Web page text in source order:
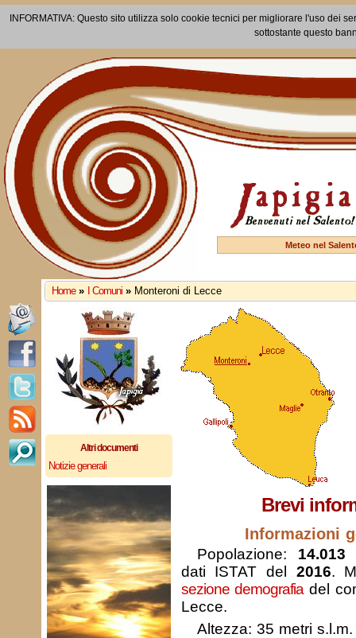
INFORMATIVA: Questo sito utilizza solo cookie tecnici per migliorare l'uso dei
sottostante questo
Meteo nel
Home » I Comuni » Monteroni di Lecce
Altri documenti
Notizie generali
Brevi
Informazioni
Popolazione: 14.013
dati ISTAT del 2016.
sezione demografiadel
Lecce.
Altezza: 35 metri s.l.m.